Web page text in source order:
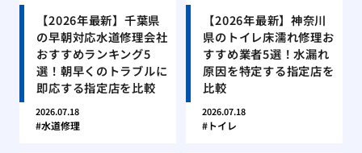
【2026年最新】千葉県
の早朝対応水道修理会社
おすすめランキング5
選！朝早くのトラブルに
即応する指定店を比較
2026.07.18
水道修理
【2026年最新】神奈川
県のトイレ床濡れ修理お
すすめ業者5選！水漏れ
原因を特定する指定店を
比較
2026.07.18
トイレ